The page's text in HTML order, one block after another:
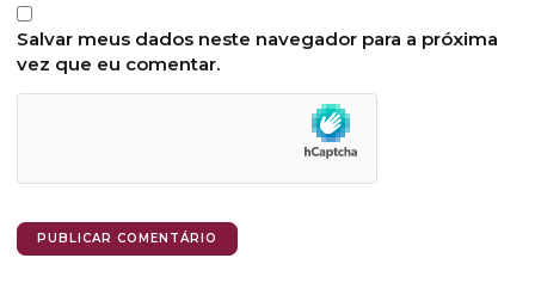
Salvar meus dados neste navegador para a próxima
vez que eu comentar.